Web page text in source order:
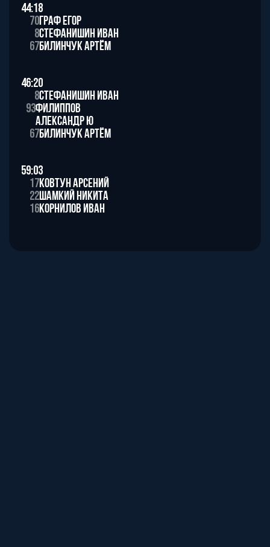
44:18
70Граф Егор
8Стефанишин Иван
67Билинчук Артём
46:20
8Стефанишин Иван
93Филиппов
Александр Ю
67Билинчук Артём
59:03
17Ковтун Арсений
22Шамкий Никита
16Корнилов Иван